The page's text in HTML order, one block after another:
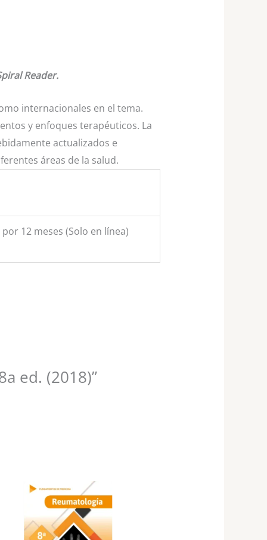
Reader.
internacionales en el tema.
y enfoques terapéuticos. La
actualizados e
áreas de la salud.
12 meses (Solo en línea)
ed. (2018)”